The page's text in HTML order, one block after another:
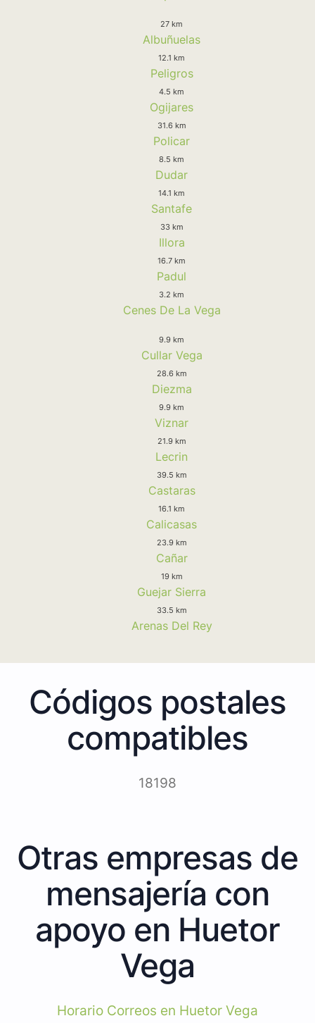
27 km
Albuñuelas
12.1 km
Peligros
4.5 km
Ogijares
31.6 km
Policar
8.5 km
Dudar
14.1 km
Santafe
33 km
Illora
16.7 km
Padul
3.2 km
Cenes De La Vega
9.9 km
Cullar Vega
28.6 km
Diezma
9.9 km
Viznar
21.9 km
Lecrin
39.5 km
Castaras
16.1 km
Calicasas
23.9 km
Cañar
19 km
Guejar Sierra
33.5 km
Arenas Del Rey
Códigos postales
compatibles
18198
Otras empresas de
mensajería con
apoyo en Huetor
Vega
Horario Correos en Huetor Vega